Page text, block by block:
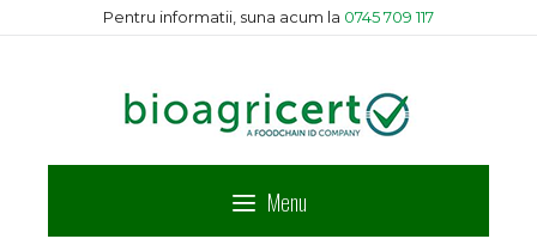
la
Pentru informatii, suna acum la 0745 709 117
Menu